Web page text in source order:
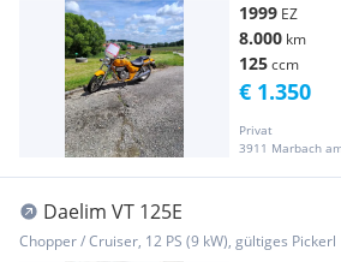
1999 EZ
8.000 km
125ccm
Privat
3911 Marbach
€ 1.350
Daelim VT 125E
Chopper / Cruiser, 12 PS (9 kW), gültiges Pickerl